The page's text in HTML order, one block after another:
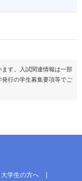
す。入試関連情報は一部
行の学生募集要項等でご
大学生の方へ